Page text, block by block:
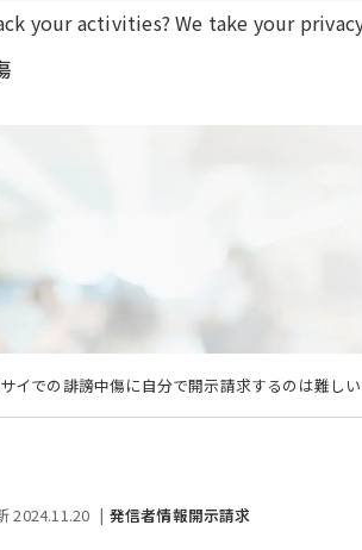
イでの誹謗中傷に自分で開示請求するのは難し
2024.11.20 発信者情報開示請求
your activities? We take your